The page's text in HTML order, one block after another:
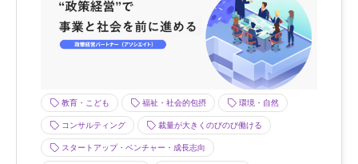
教育・こども 福祉・社会的包摂 環境・自然
コンサルティング 裁量が大きくのびのび働ける
スタートアップ・ベンチャー・成長志向